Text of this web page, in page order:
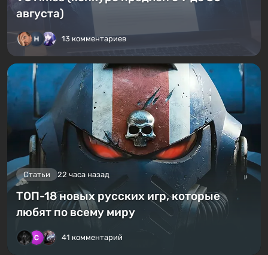
августа)
13 комментариев
Статьи 22 часа назад
ТОП-18 новых русских игр, которые
любят по всему миру
41 комментарий